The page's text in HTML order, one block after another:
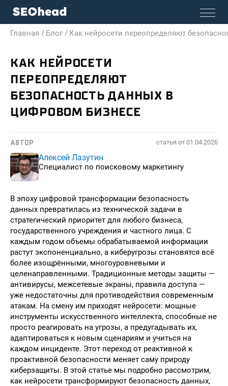
Главная / Блог / Как нейросети переопределяют
КАК НЕЙРОСЕТИ
ПЕРЕОПРЕДЕЛЯЮТ
БЕЗОПАСНОСТЬ ДАННЫХ В
ЦИФРОВОМ БИЗНЕСЕ
АВТОР статья от 01.04.2026
Алексей Лазутин
Специалист по поисковому маркетингу
В эпоху цифровой трансформации безопасность
данных превратилась из технической задачи в
стратегический приоритет для любого бизнеса,
государственного учреждения и частного лица. С
каждым годом объемы обрабатываемой информации
растут экспоненциально, а киберугрозы становятся всё
более изощрёнными, многоуровневыми и
целенаправленными. Традиционные методы защиты —
антивирусы, межсетевые экраны, правила доступа —
уже недостаточны для противодействия современным
атакам. На смену им приходят нейросети: мощные
инструменты искусственного интеллекта, способные не
просто реагировать на угрозы, а предугадывать их,
адаптироваться к новым сценариям и учиться на
каждом инциденте. Этот переход от реактивной к
проактивной безопасности меняет саму природу
киберзащиты. В этой статье мы подробно рассмотрим,
как нейросети трансформируют безопасность данных,